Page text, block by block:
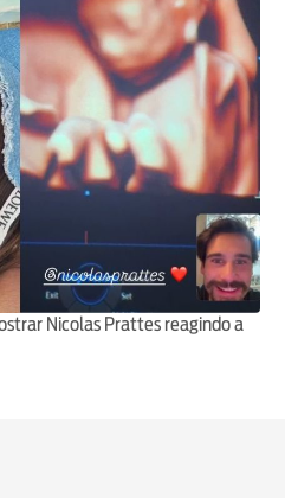
Nicolas Prattes reagindo a